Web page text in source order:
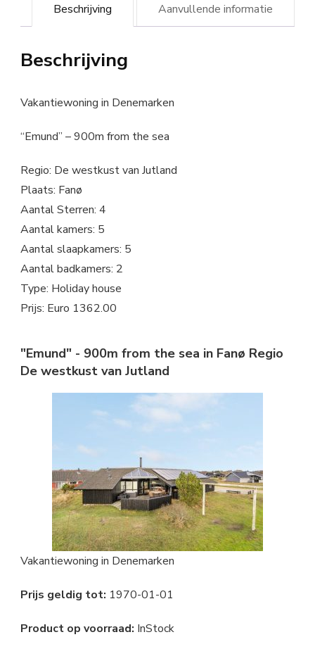
Beschrijving Aanvullende informatie
Beschrijving
Vakantiewoning in Denemarken
“Emund” – 900m from the sea
Regio: De westkust van Jutland
Plaats: Fanø
Aantal Sterren: 4
Aantal kamers: 5
Aantal slaapkamers: 5
Aantal badkamers: 2
Type: Holiday house
Prijs: Euro 1362.00
"Emund" - 900m from the sea in Fanø Regio
De westkust van Jutland
Vakantiewoning in Denemarken
Prijs geldig tot: 1970-01-01
Product op voorraad: InStock